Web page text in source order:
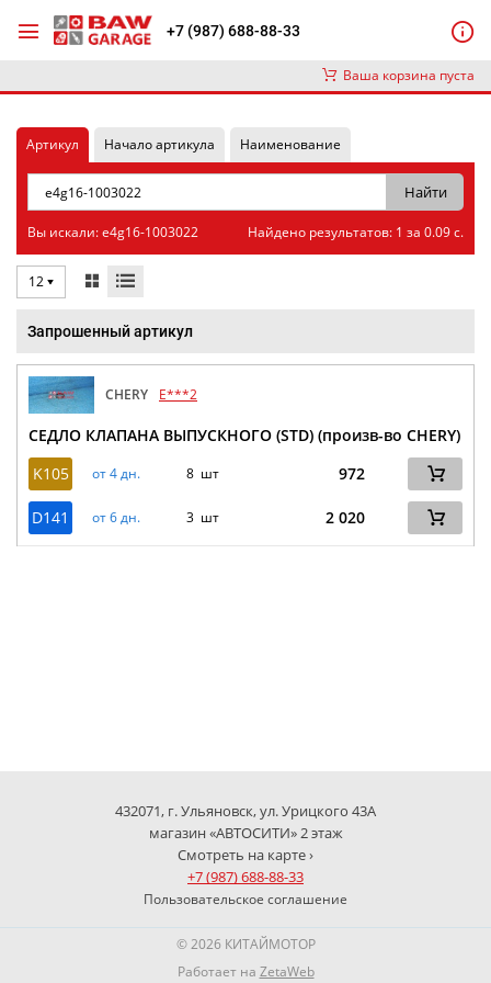
+7 (987) 688-88-33
Ваша корзина пуста
Артикул Начало артикула Наименование
Вы искали: e4g16-1003022 Найдено результатов: 1 за 0.09 с.
12
Запрошенный артикул
CHERY E***2
СЕДЛО КЛАПАНА ВЫПУСКНОГО (STD) (произв-во CHERY)
K105
от 4 дн. 8 шт 972
D141 от 6 дн. 3 шт 2 020
432071, г. Ульяновск, ул. Урицкого 43А
магазин «АВТОСИТИ» 2 этаж
Смотреть на карте ›
+7 (987) 688-88-33
Пользовательское соглашение
© 2026 КИТАЙМОТОР
Работает на ZetaWeb